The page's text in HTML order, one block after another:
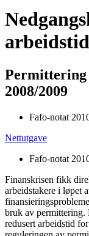
Permittering
2008/2009
Fafo-notat
Nettutgave
Fafo-notat
Finanskrisen fikk
arbeidstakere i løpet
bruk av permittering.
redusert arbeidstid